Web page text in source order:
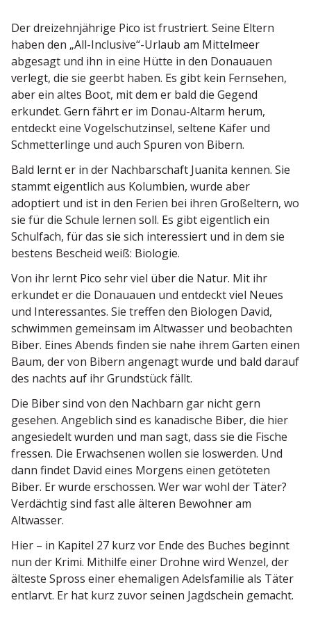
Der dreizehn­jährige Pico ist frustriert. Seine Eltern
haben den „All-Inclusive“-Urlaub am Mittelmeer
abgesagt und ihn in eine Hütte in den Donauauen
verlegt, die sie geerbt haben. Es gibt kein Fernsehen,
aber ein altes Boot, mit dem er bald die Gegend
erkundet. Gern fährt er im Donau-Altarm herum,
entdeckt eine Vogel­schutz­insel, seltene Käfer und
Schmet­ter­linge und auch Spuren von Bibern.
Bald lernt er in der Nachbar­schaft Juanita kennen. Sie
stammt eigentlich aus Kolumbien, wurde aber
adoptiert und ist in den Ferien bei ihren Großeltern, wo
sie für die Schule lernen soll. Es gibt eigentlich ein
Schulfach, für das sie sich inter­es­siert und in dem sie
bestens Bescheid weiß: Biologie.
Von ihr lernt Pico sehr viel über die Natur. Mit ihr
erkundet er die Donauauen und entdeckt viel Neues
und Inter­es­santes. Sie treffen den Biologen David,
schwimmen gemeinsam im Altwasser und beobachten
Biber. Eines Abends finden sie nahe ihrem Garten einen
Baum, der von Bibern angenagt wurde und bald darauf
des nachts auf ihr Grund­stück fällt.
Die Biber sind von den Nachbarn gar nicht gern
gesehen. Angeblich sind es kanadische Biber, die hier
angesiedelt wurden und man sagt, dass sie die Fische
fressen. Die Erwach­senen wollen sie loswerden. Und
dann findet David eines Morgens einen getöteten
Biber. Er wurde erschossen. Wer war wohl der Täter?
Verdächtig sind fast alle älteren Bewohner am
Altwasser.
Hier – in Kapitel 27 kurz vor Ende des Buches beginnt
nun der Krimi. Mithilfe einer Drohne wird Wenzel, der
älteste Spross einer ehema­ligen Adels­fa­milie als Täter
entlarvt. Er hat kurz zuvor seinen Jagdschein gemacht.